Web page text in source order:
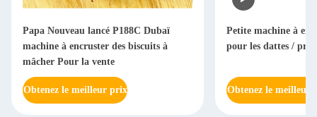
Papa Nouveau lancé P188C Dubaï
machine à encruster des biscuits à
mâcher Pour la vente
Obtenez le meilleur prix
Petite machine à
pour les dattes /
Obtenez le meilleur